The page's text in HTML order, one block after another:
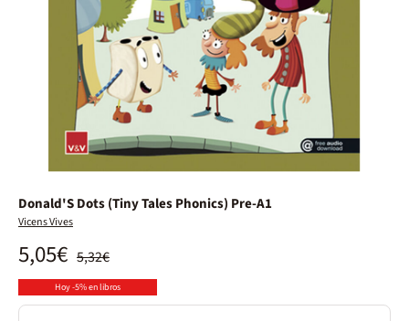
Donald'S Dots (Tiny Tales Phonics) Pre-A1
Vicens Vives
5,32€
5,05€
Hoy -5% en libros